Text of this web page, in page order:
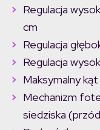
Regulacja
cm
Regulacja
Regulacja
Maksymalny
Mechanizm
siedziska